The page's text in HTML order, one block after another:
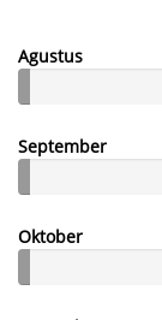
Agustus
September
Oktober